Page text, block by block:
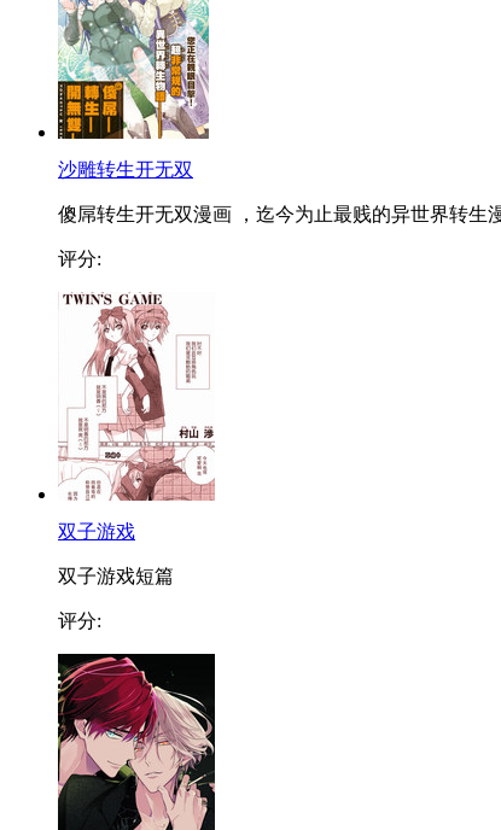
沙雕转生开无双
傻屌转生开无双漫画 ，迄今为止最贱的异世界转生
评分:
双子游戏
双子游戏短篇
评分: